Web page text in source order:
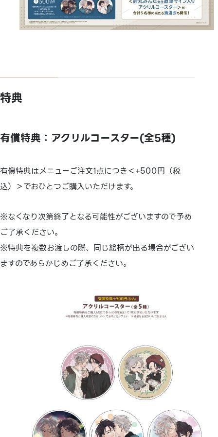
特典
有償特典：アクリルコースター(全5種)
有償特典はメニューご注文1点につき＜+500円（税
込）＞でおひとつご購入いただけます。
※なくなり次第終了となる可能性がございますので予め
ご了承ください。
※特典を複数お渡しの際、同じ絵柄が出る場合がござい
ますのであらかじめご了承ください。